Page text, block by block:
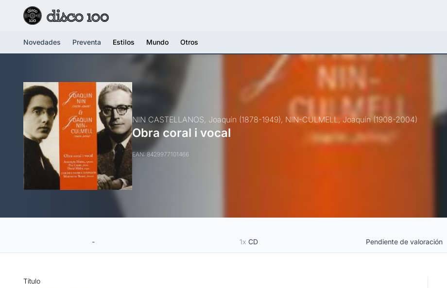
Novedades Preventa Estilos Mundo Otros
NIN CASTELLANOS, Joaquín (1878-1949), NIN-CULMELL, Joaquín (1908-2004)
Obra coral i vocal
EAN: 8429977101466
- 1x CD Pendiente de valoración
Título